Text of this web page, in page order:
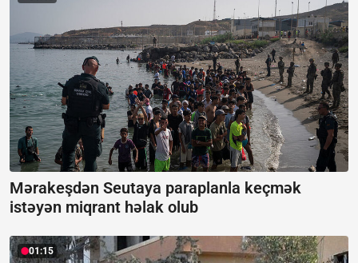
Mərakeşdən Seutaya paraplanla keçmək
istəyən miqrant həlak olub
01:15